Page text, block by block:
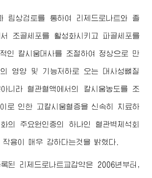
림상검토를 통하여 리제드로나트와 졸
조골세포를 활성화시키고 파골세포를
인 칼시움대사를 조절하여 정상으로 만
영양 및 기능저하로 오는 대사성뼈질
니라 혈관혈액에서의 칼시움농도를 조
로 인한 고칼시움혈증을 신속히 치료하
의 주요원인중의 하나인 혈관벽체석회
용이 매우 강하다는것을 밝혔다.
된 리제드로나트교갑약은 2006년부터,